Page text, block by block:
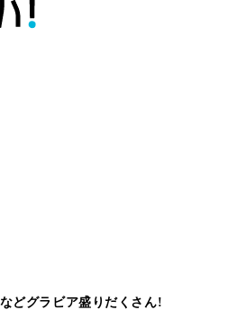
どグラビア盛りだくさん!